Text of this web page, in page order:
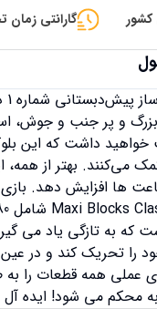
کشور گارانتی زمان
بزرگ و پر جنب و
داشت که این
به تازگی یاد می
را تحریک کند و در
عملی همه قطعات را
می شود! ایده آل